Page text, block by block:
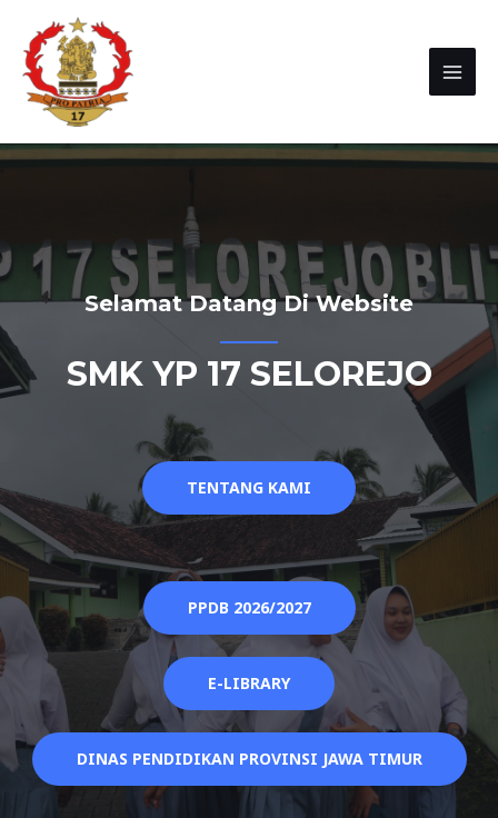
Selamat Datang Di Website
SMK YP 17 SELOREJO
TENTANG KAMI
PPDB 2026/2027
E-LIBRARY
DINAS PENDIDIKAN PROVINSI JAWA TIMUR